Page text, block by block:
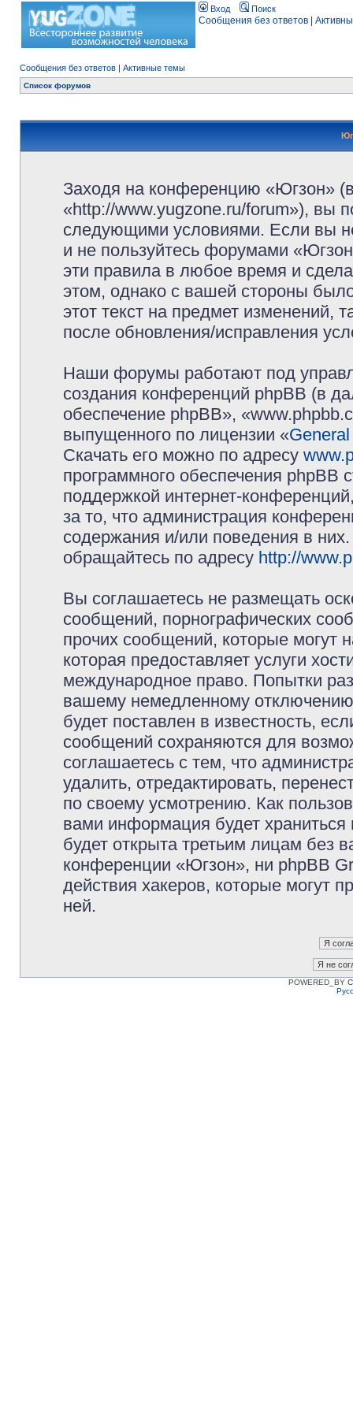
Вход Поиск
Сообщения без ответов
Сообщения без ответов | Активные темы
Список форумов
Заходя на конференцию «Югзон»
«http://www.yugzone.ru/forum»), вы
следующими условиями. Если вы
и не пользуйтесь форумами
эти правила в любое время и
этом, однако с вашей стороны
этот текст на предмет изменений,
после обновления/исправления
Наши форумы работают под
создания конференций phpBB (в
обеспечение phpBB»,
выпущенного по лицензии «
Скачать его можно по адресу
программного обеспечения phpBB
поддержкой интернет-
за то, что администрация
содержания и/или поведения в
обращайтесь по адресу http://
Вы соглашаетесь не размещать
сообщений, порнографических
прочих сообщений, которые могут
которая предоставляет услуги
международное право. Попытки
вашему немедленному
будет поставлен в известность,
сообщений сохраняются для
соглашаетесь с тем, что
удалить, отредактировать,
по своему усмотрению. Как
вами информация будет
будет открыта третьим лицам без
конференции «Югзон», ни phpBB
действия хакеров, которые могут
ней.
POWERED_BY